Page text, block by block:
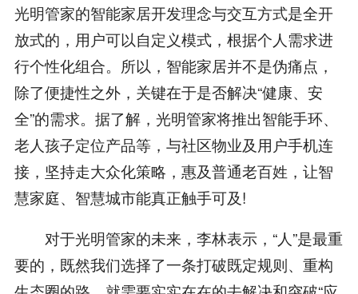
光明管家的智能家居开发理念与交互方式是全开
放式的，用户可以自定义模式，根据个人需求进
行个性化组合。所以，智能家居并不是伪痛点，
除了便捷性之外，关键在于是否解决“健康、安
全”的需求。据了解，光明管家将推出智能手环、
老人孩子定位产品等，与社区物业及用户手机连
接，坚持走大众化策略，惠及普通老百姓，让智
慧家庭、智慧城市能真正触手可及!
对于光明管家的未来，李林表示，“人”是最重
要的，既然我们选择了一条打破既定规则、重构